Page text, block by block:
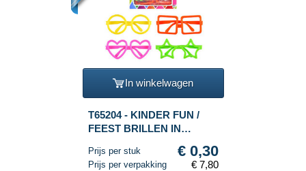
In winkelwagen
T65204 - KINDER FUN /
FEEST BRILLEN IN
Prijs per stuk € 0,30
Prijs per verpakking € 7,80